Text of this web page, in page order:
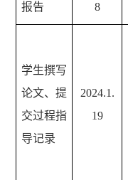
报告
8
学生撰写
论文、提
交过程指
导记录
2024.1.
19